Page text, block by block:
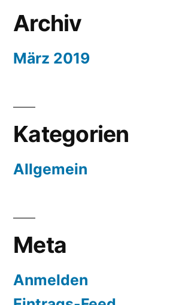
Archiv
März 2019
Kategorien
Allgemein
Meta
Anmelden